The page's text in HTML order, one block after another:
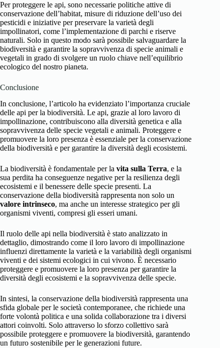
Per proteggere le api, sono necessarie politiche attive di
conservazione dell’habitat, misure di riduzione dell’uso dei
pesticidi e iniziative per preservare la varietà degli
impollinatori, come l’implementazione di parchi e riserve
naturali. Solo in questo modo sarà possibile salvaguardare la
biodiversità e garantire la sopravvivenza di specie animali e
vegetali in grado di svolgere un ruolo chiave nell’equilibrio
ecologico del nostro pianeta.
Conclusione
In conclusione, l’articolo ha evidenziato l’importanza cruciale
delle api per la biodiversità. Le api, grazie al loro lavoro di
impollinazione, contribuiscono alla diversità genetica e alla
sopravvivenza delle specie vegetali e animali. Proteggere e
promuovere la loro presenza è essenziale per la conservazione
della biodiversità e per garantire la diversità degli ecosistemi.
La biodiversità è fondamentale per la vita sulla Terra, e la
sua perdita ha conseguenze negative per la resilienza degli
ecosistemi e il benessere delle specie presenti. La
conservazione della biodiversità rappresenta non solo un
valore intrinseco, ma anche un interesse strategico per gli
organismi viventi, compresi gli esseri umani.
Il ruolo delle api nella biodiversità è stato analizzato in
dettaglio, dimostrando come il loro lavoro di impollinazione
influenzi direttamente la varietà e la variabilità degli organismi
viventi e dei sistemi ecologici in cui vivono. È necessario
proteggere e promuovere la loro presenza per garantire la
diversità degli ecosistemi e la sopravvivenza delle specie.
In sintesi, la conservazione della biodiversità rappresenta una
sfida globale per le società contemporanee, che richiede una
forte volontà politica e una solida collaborazione tra i diversi
attori coinvolti. Solo attraverso lo sforzo collettivo sarà
possibile proteggere e promuovere la biodiversità, garantendo
un futuro sostenibile per le generazioni future.